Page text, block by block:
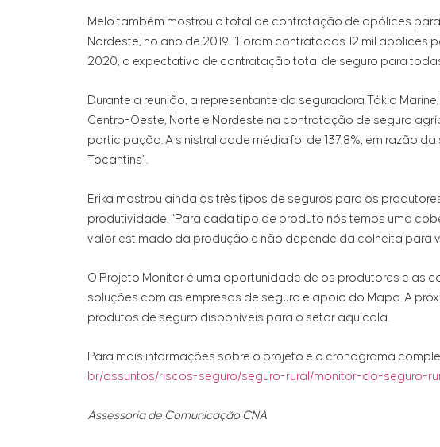
Melo também mostrou o total de contratação de apólices para
Nordeste, no ano de 2019. “Foram contratadas 12 mil
2020, a expectativa de contratação total de seguro para
Durante a reunião, a representante da seguradora Tókio
Centro-Oeste, Norte e Nordeste na contratação de seguro
participação. A sinistralidade média foi de 137,8%, em razão
Tocantins”.
Erika mostrou ainda os três tipos de seguros para os
produtividade. “Para cada tipo de produto nós temos uma
valor estimado da produção e não depende da colheita para
O Projeto Monitor é uma oportunidade de os produtores e as
soluções com as empresas de seguro e apoio do Mapa. A
produtos de seguro disponíveis para o setor aquícola.
Para mais informações sobre o projeto e o cronograma
br/assuntos/riscos-seguro/seguro-rural/monitor-do-seguro-
Assessoria de Comunicação CNA